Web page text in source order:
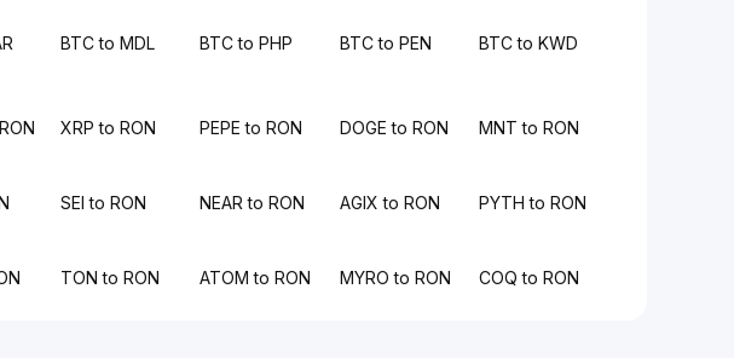
BTC to MDL BTC to PHP BTC to PEN BTC to KWD
XRP to RON PEPE to RON DOGE to RON MNT to RON
SEI to RON NEAR to RON AGIX to RON PYTH to RON
TON to RON ATOM to RON MYRO to RON COQ to RON